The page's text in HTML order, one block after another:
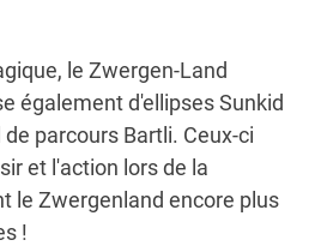
le Zwergen-Land
également d'ellipses Sunkid
parcours Bartli. Ceux-ci
et l'action lors de la
le Zwergenland encore plus
!